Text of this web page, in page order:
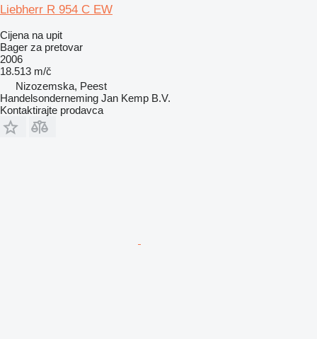
Liebherr R 954 C EW
Cijena na upit
Bager za pretovar
2006
18.513 m/č
Nizozemska, Peest
Handelsonderneming Jan Kemp B.V.
Kontaktirajte prodavca